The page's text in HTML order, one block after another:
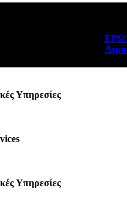
ΕΡΩΤΗΜΑ
Υπηρεσίες
Υπηρεσίες